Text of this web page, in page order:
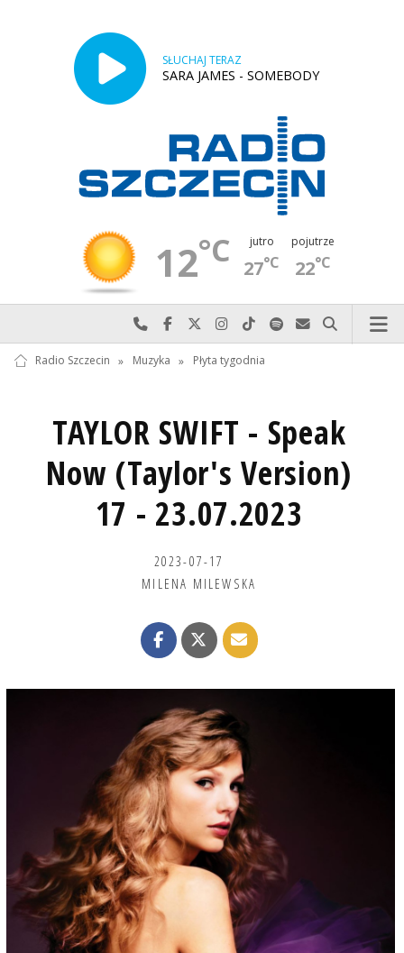
SŁUCHAJ TERAZ
SARA JAMES - SOMEBODY
12°C jutro
27°C
pojutrze
22°C
Najlepiej po prostu do nas zadzwoń
Odwiedź nas na Facebook-u
Odwiedź nas na X
Odwiedź nas na Instagram-ie
Odwiedź nas na TikTok-u
Szukaj nas na Spotify
Wyślij do nas
Szukaj
Radio Szczecin » Muzyka » Płyta tygodnia
TAYLOR SWIFT - Speak
Now (Taylor's Version)
17 - 23.07.2023
2023-07-17
MILENA MILEWSKA